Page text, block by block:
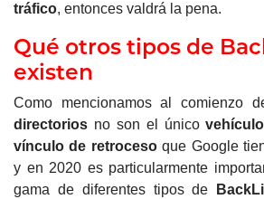
tráfico, entonces valdrá la pena.
Qué otros tipos de
existen
Como mencionamos al comienzo
directorios no son el únicovehículo
vínculo de retrocesoque Google
y en 2020 es particularmente
gama de diferentes tipos de